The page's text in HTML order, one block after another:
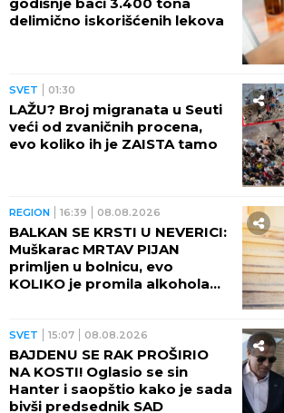
godišnje baci 3.400 tona
delimično iskorišćenih lekova
SVET 01:30
LAŽU? Broj migranata u Seuti
veći od zvaničnih procena,
evo koliko ih je ZAISTA tamo
REGION 16:39 08.08.2026
BALKAN SE KRSTI U NEVERICI:
Muškarac MRTAV PIJAN
primljen u bolnicu, evo
KOLIKO je promila alkohola
SVET 15:07 08.08.2026
BAJDENU SE RAK PROŠIRIO
NA KOSTI! Oglasio se sin
Hanter i saopštio kako je sada
bivši predsednik SAD